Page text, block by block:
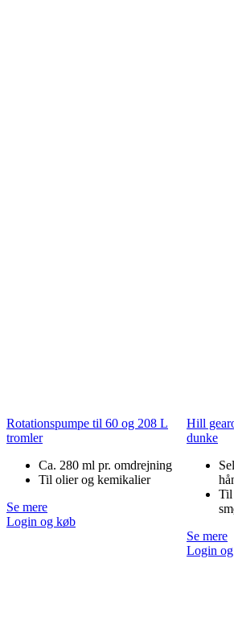
Rotationspumpe til 60 og 208 L
tromler
Ca. 280 ml pr. omdrejning
Til olier og kemikalier
Se mere
Login og køb
Hill
dunke
Til
Se mere
Login